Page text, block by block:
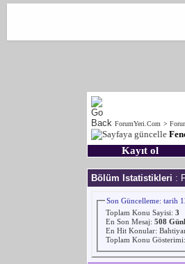
ForumYeri.Com >
Kayıt ol
Bölüm Istatistikleri :
Son Güncelleme: tarih
Toplam Konu Sayisi:3
En Son Mesaj:508
En Hit Konular:
Toplam Konu